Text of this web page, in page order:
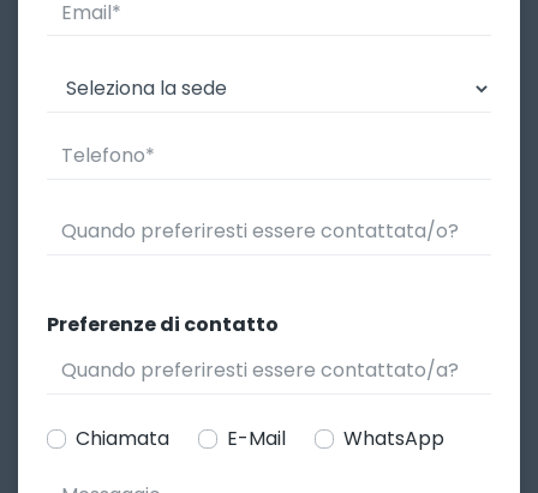
Preferenze di contatto
Chiamata E-Mail WhatsApp